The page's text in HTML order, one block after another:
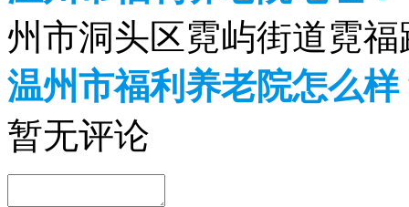
州市洞头区霓屿街道霓福
温州市福利养老院怎么样
暂无评论